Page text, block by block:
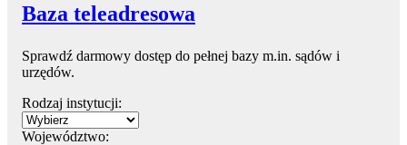
Baza teleadresowa
Sprawdź darmowy dostęp do pełnej bazy m.in. sądów i
urzędów.
Rodzaj instytucji:
Województwo: